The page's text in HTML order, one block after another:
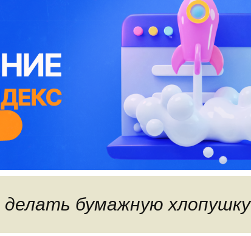
бумажную хлопушку